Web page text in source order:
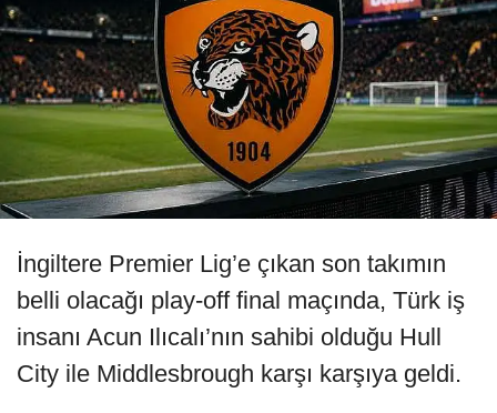
İngiltere Premier Lig’e çıkan son takımın
belli olacağı play-off final maçında, Türk iş
insanı Acun Ilıcalı’nın sahibi olduğu Hull
City ile Middlesbrough karşı karşıya geldi.